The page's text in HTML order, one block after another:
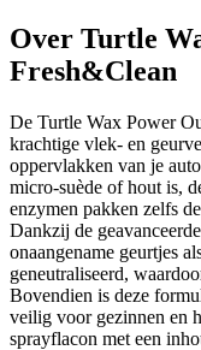
Over Turtle
Fresh&Clean
De Turtle Wax Power
krachtige vlek- en
oppervlakken van je
micro-suède of hout is,
enzymen pakken zelfs
Dankzij de
onaangename geurtjes
geneutraliseerd,
Bovendien is deze
veilig voor gezinnen en
sprayflacon met een